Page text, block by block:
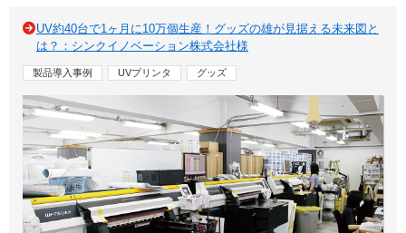
UV約40台で1ヶ月に10万個生産！グッズの雄が見据える未来図と
は？：シンクイノベーション株式会社様
製品導入事例 UVプリンタ グッズ